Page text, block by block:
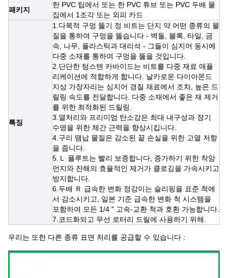
패키지
한 PVC 팁에서 또는 한 PVC 튜브 또는 PVC 두배 물
집에서 1조각 또는 외피 카드
특징
1. 다목적 구멍 뚫기 정 비트는 단지 약 어떤 종류의 물
질을 통하여 구멍을 뚫습니다 - 벽돌, 블록, 타일, 금
속, 나무, 플라스틱과 대리석 - 그들이 심지어 동시에
다중 소재를 통하여 구멍을 뚫을 것입니다.
2. 단단한 텅스텐 카바이드는 비트를 다중 재료 애플
리케이션에 적합하게 합니다. 날카로운 다이아몬드
지상 가장자리는 심지어 경질 재료에서 조차, 높은 드
릴링 속도를 전달합니다. 다중 소재에서 좋은 재 제거
를 위한 최적화된 드릴링.
3.열처리와 프리미엄 탄소강은 최대 내구성과 장기
수명을 위한 체간 근력을 향상시킵니다.
4.구리 땜납 물질은 감소된 끝 손실을 위한 고열 저항
을 줍니다.
5.Ｌ 플루트는 빨리 보증합니다, 증가하기 위한 착암
먼지와 잔해의 효율적인 제거가 클로깅을 가속시키고
방지합니다.
6. 두배 Ｒ 급속한 변화 정강이는 슬리핑을 표준 척에
서 감소시키고, 일본 기준 급속한 변화 척 시스템을
포함하여 모든 1/4 " 고속-교환 척과 호환 가능합니다.
7.코드화되고 무선 로터리 드릴에 사용하기 위해.
우리는 또한 다른 종류 표면 처리를 공급할 수 있습니다 :